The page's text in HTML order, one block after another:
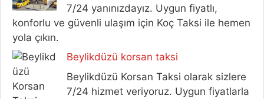
7/24 yanınızdayız. Uygun fiyatlı,
konforlu ve güvenli ulaşım için Koç Taksi ile hemen
yola çıkın.
Beylikdüzü korsan taksi
Beylikdüzü Korsan Taksi olarak sizlere
7/24 hizmet veriyoruz. Uygun fiyatlarla